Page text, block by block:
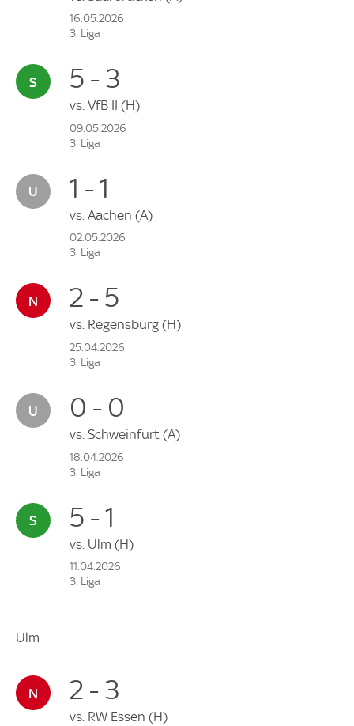
16.05.2026
3. Liga
5 - 3
vs. VfB II (H)
09.05.2026
3. Liga
1 - 1
vs. Aachen (A)
02.05.2026
3. Liga
2 - 5
vs. Regensburg (H)
25.04.2026
3. Liga
0 - 0
vs. Schweinfurt (A)
18.04.2026
3. Liga
5 - 1
vs. Ulm (H)
11.04.2026
3. Liga
Ulm
2 - 3
vs. RW Essen (H)